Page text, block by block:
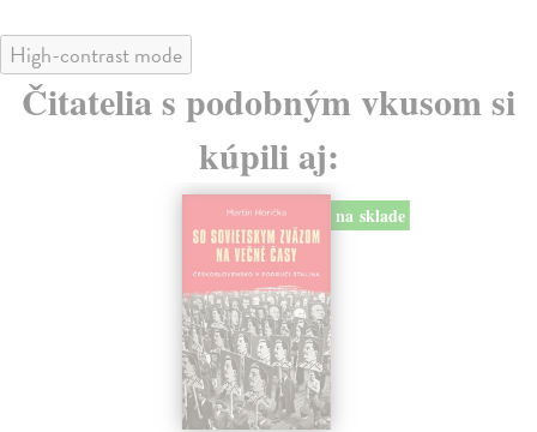
High-contrast mode
Čitatelia s podobným vkusom si
kúpili aj:
na sklade